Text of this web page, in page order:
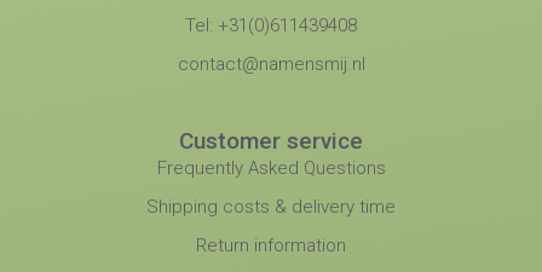
Tel: +31(0)611439408
contact@namensmij.nl
Customer service
Frequently Asked Questions
Shipping costs & delivery time
Return information